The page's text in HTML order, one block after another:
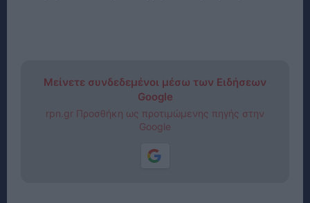
Μείνετε συνδεδεμένοι μέσω των Ειδήσεων
Google
rpn.gr Προσθήκη ως προτιμώμενης πηγής στην
Google